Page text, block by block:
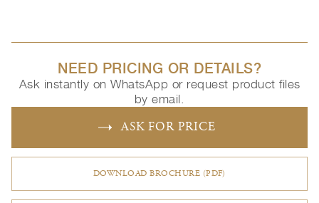
NEED PRICING OR DETAILS?
Ask instantly on WhatsApp or request product files
by email.
ASK FOR PRICE
DOWNLOAD BROCHURE (PDF)